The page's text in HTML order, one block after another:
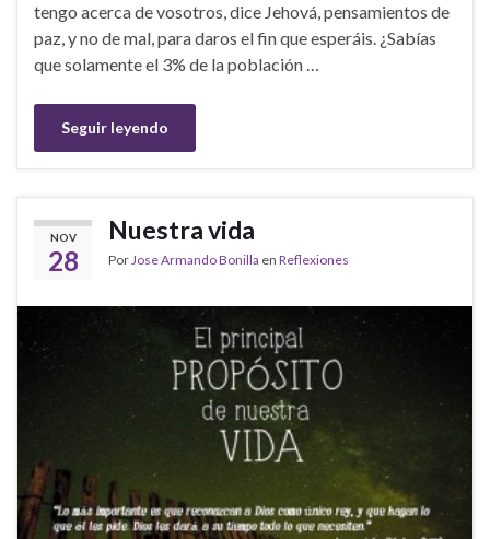
tengo acerca de vosotros, dice Jehová, pensamientos de
paz, y no de mal, para daros el fin que esperáis. ¿Sabías
que solamente el 3% de la población …
Seguir leyendo
NOV
28
Nuestra vida
PorJose Armando Bonilla en Reflexiones